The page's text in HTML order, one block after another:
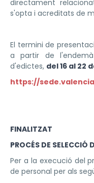
directament
s'opta i acreditats de
El termini de
a partir de
d'edictes, del 16 al 22
https://
FINALITZAT
PROCÉS DE
Per a la execució del
de personal per als